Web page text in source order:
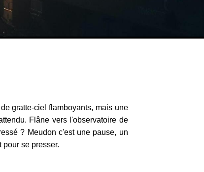
gratte-ciel flamboyants, mais une
Flâne vers l'observatoire de
? Meudon c'est une pause, un
se presser.